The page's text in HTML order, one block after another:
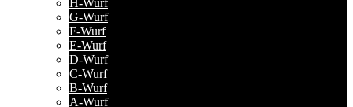
H-Wurf
G-Wurf
F-Wurf
E-Wurf
D-Wurf
C-Wurf
B-Wurf
A-Wurf